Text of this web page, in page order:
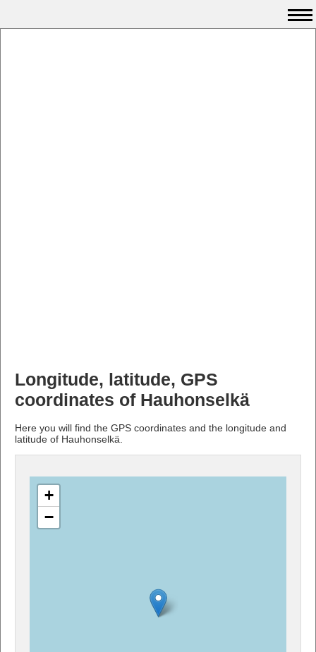
Longitude, latitude, GPS
coordinates of Hauhonselkä
Here you will find the GPS coordinates and the longitude and
latitude of Hauhonselkä.
+
−